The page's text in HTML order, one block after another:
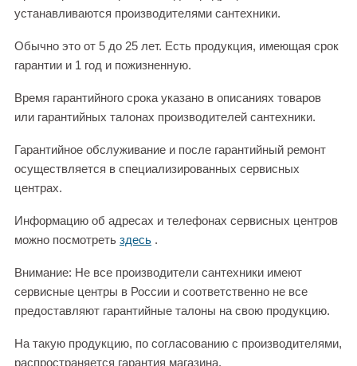
устанавливаются производителями сантехники.
Обычно это от 5 до 25 лет. Есть продукция, имеющая срок
гарантии и 1 год и пожизненную.
Время гарантийного срока указано в описаниях товаров
или гарантийных талонах производителей сантехники.
Гарантийное обслуживание и после гарантийный ремонт
осуществляется в специализированных сервисных
центрах.
Информацию об адресах и телефонах сервисных центров
можно посмотреть здесь .
Внимание: Не все производители сантехники имеют
сервисные центры в России и соответственно не все
предоставляют гарантийные талоны на свою продукцию.
На такую продукцию, по согласованию с производителями,
распространяется гарантия магазина.